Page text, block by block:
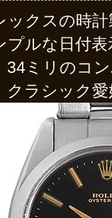
ックスの時
プルな日付
34ミリのコ
クラシック